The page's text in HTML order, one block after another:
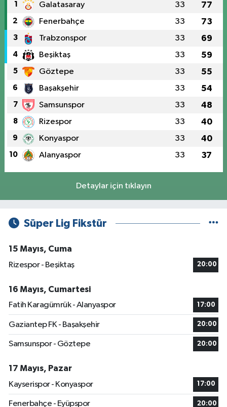
1 Galatasaray 33 77
2 Fenerbahçe 33 73
3 Trabzonspor 33 69
4 Beşiktaş 33 59
5 Göztepe 33 55
6 Başakşehir 33 54
7 Samsunspor 33 48
8 Rizespor 33 40
9 Konyaspor 33 40
10 Alanyaspor 33 37
Detaylar için tıklayın
Süper Lig Fikstür
15 Mayıs, Cuma
Rizespor - Beşiktaş
20:00
16 Mayıs, Cumartesi
Fatih Karagümrük - Alanyaspor
17:00
Gaziantep FK - Başakşehir 20:00
Samsunspor - Göztepe 20:00
17 Mayıs, Pazar
Kayserispor - Konyaspor
17:00
Fenerbahçe - Eyüpspor 20:00